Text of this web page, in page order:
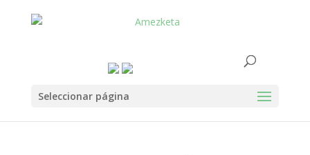
Seleccionar página